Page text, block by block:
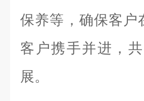
保养等，确保客户
客户携手并进，
展。